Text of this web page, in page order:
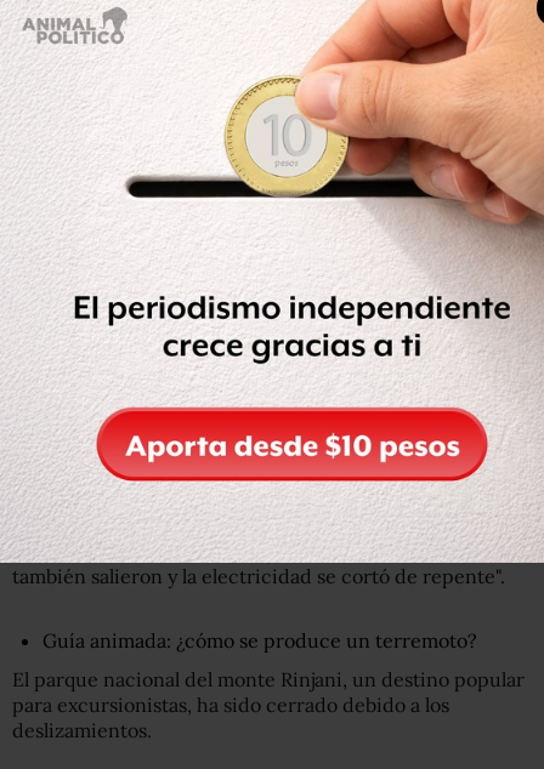
"El esfuerzo principal es la evacuación y el rescate.
Algunos de los heridos siguen siendo atendidos en las
clínicas".
El funcionario publicó imágenes mostrandoedificios
colapsados y escombros desperdigados por las calles
https://twitter.com/Sutopo_PN/status/
"El terremoto se sintió tan fuertemente que los turistas
entraron en pánico y huyeron de sus hoteles", afirmó a la
BBC Lalu Muhammad Iqbal, director de protección al
ciudadano de la Cancillería.
Un testigo comentó a la agencia AFP sobre el caos que
siguió al sismo.
"El sismo fue muy fuerte y todos en mi casa se asustaron y
salimos corriendo afuera", dijo. "Todos mis vecinos
también salieron y la electricidad se cortó de repente".
Guía animada: ¿cómo se produce un terremoto?
El parque nacional del monte Rinjani, un destino popular
para excursionistas, ha sido cerrado debido a los
deslizamientos.